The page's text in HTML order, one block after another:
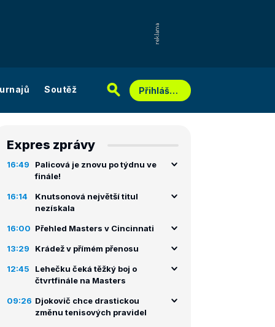
Soutěž Přihlášení
Expres zprávy
16:49
Palicová je znovu po týdnu ve
finále!
16:14
Knutsonová největší titul
nezískala
16:00 Přehled Masters v Cincinnati
13:29 Krádež v přímém přenosu
12:45
Lehečku čeká těžký boj o
čtvrtfinále na Masters
09:26 Djokovič chce drastickou
změnu tenisových pravidel